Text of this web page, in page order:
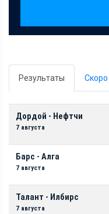
Результаты Скоро
Дордой - Нефтчи
7 августа
Барс - Алга
7 августа
Талант - Илбирс
7 августа